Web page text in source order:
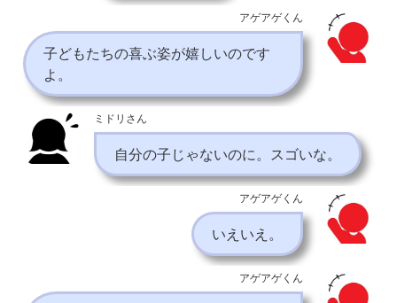
アゲアゲくん
子どもたちの喜ぶ姿が嬉しいのです
よ。
ミドリさん
自分の子じゃないのに。スゴいな。
アゲアゲくん
いえいえ。
アゲアゲくん